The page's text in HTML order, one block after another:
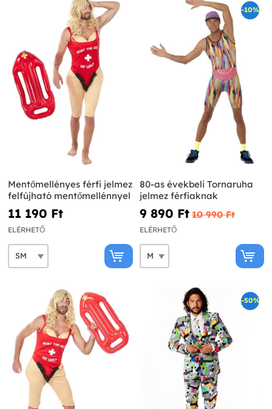
Mentőmellényes férfi jelmez
felfújható mentőmellénnyel
11 190 Ft‎
ELÉRHETŐ
-10%
80-as évekbeli Tornaruha
jelmez férfiaknak
9 890 Ft‎ 10 990 Ft‎
ELÉRHETŐ
-50%